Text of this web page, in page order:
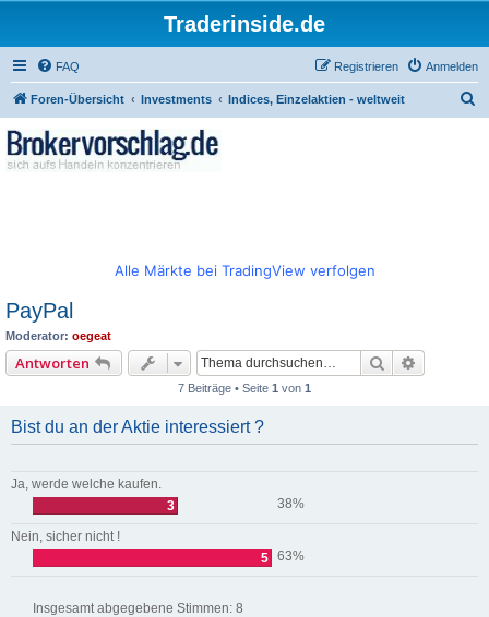
Traderinside.de
FAQ Anmelden
Registrieren
Foren-Übersicht Investments Indices, Einzelaktien - weltweit
Alle Märkte bei TradingView verfolgen
PayPal
Moderator: oegeat
Antworten Suche
7 Beiträge • Seite 1 von 1
Bist du an der Aktie interessiert ?
Ja, werde welche kaufen.
3
38%
Nein, sicher nicht !
5 63%
Insgesamt abgegebene Stimmen: 8